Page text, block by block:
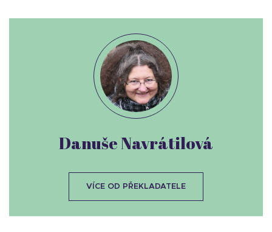
Danuše Navrátilová
VÍCE OD PŘEKLADATELE